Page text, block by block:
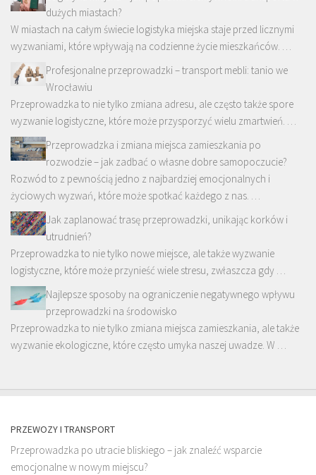
dużych miastach?
W miastach na całym świecie logistyka miejska staje przed licznymi
wyzwaniami, które wpływają na codzienne życie mieszkańców. …
Profesjonalne przeprowadzki – transport mebli: tanio we
Wrocławiu
Przeprowadzka to nie tylko zmiana adresu, ale często także spore
wyzwanie logistyczne, które może przysporzyć wielu zmartwień. …
Przeprowadzka i zmiana miejsca zamieszkania po
rozwodzie – jak zadbać o własne dobre samopoczucie?
Rozwód to z pewnością jedno z najbardziej emocjonalnych i
życiowych wyzwań, które może spotkać każdego z nas. …
Jak zaplanować trasę przeprowadzki, unikając korków i
utrudnień?
Przeprowadzka to nie tylko nowe miejsce, ale także wyzwanie
logistyczne, które może przynieść wiele stresu, zwłaszcza gdy …
Najlepsze sposoby na ograniczenie negatywnego wpływu
przeprowadzki na środowisko
Przeprowadzka to nie tylko zmiana miejsca zamieszkania, ale także
wyzwanie ekologiczne, które często umyka naszej uwadze. W …
PRZEWOZY I TRANSPORT
Przeprowadzka po utracie bliskiego – jak znaleźć wsparcie
emocjonalne w nowym miejscu?